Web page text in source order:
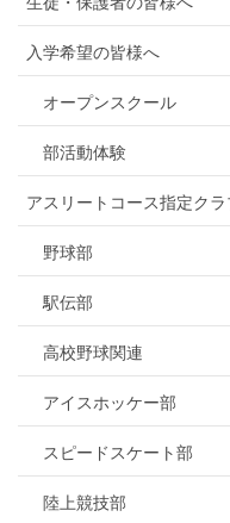
入学希望の皆様へ
オープンスクール
部活動体験
アスリートコース指定クラ
野球部
駅伝部
高校野球関連
アイスホッケー部
スピードスケート部
陸上競技部